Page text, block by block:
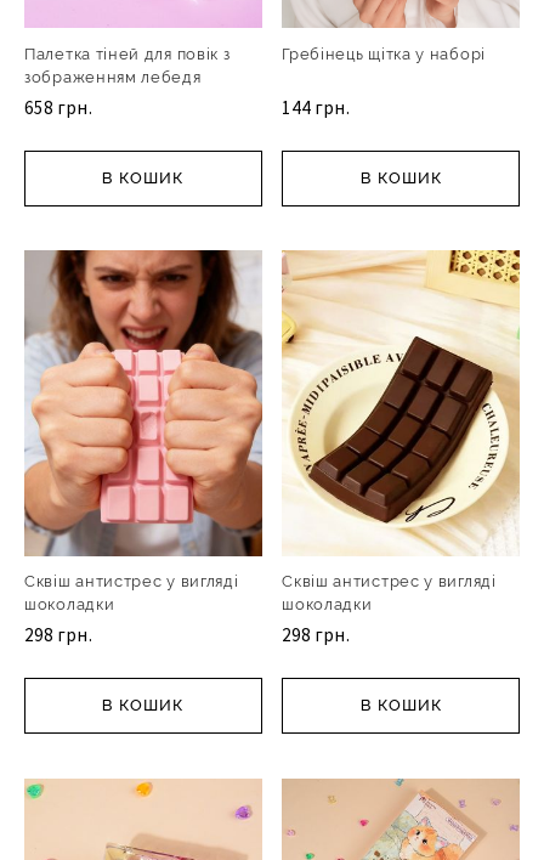
Палетка тіней для повік з
зображенням лебедя
658 грн.
В КОШИК
Гребінець щітка у наборі
144 грн.
В КОШИК
Сквіш антистрес у вигляді
шоколадки
298 грн.
В КОШИК
Сквіш антистрес у вигляді
шоколадки
298 грн.
В КОШИК